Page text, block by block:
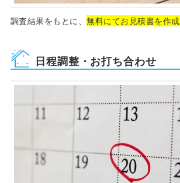
調査結果をもとに、無料にてお見積書を作成
日程調整・お打ち合わせ